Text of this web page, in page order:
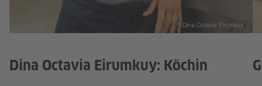
Dina Octavia Eirumkuy: Köchin
© Dina Octavia Eirumkuy